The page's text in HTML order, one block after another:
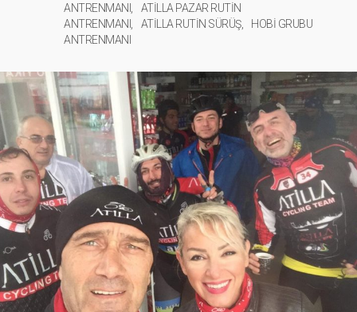
ANTRENMANI
ATİLLA PAZAR RUTİN
ANTRENMANI
ATİLLA RUTİN SÜRÜŞ
HOBİ GRUBU
ANTRENMANI